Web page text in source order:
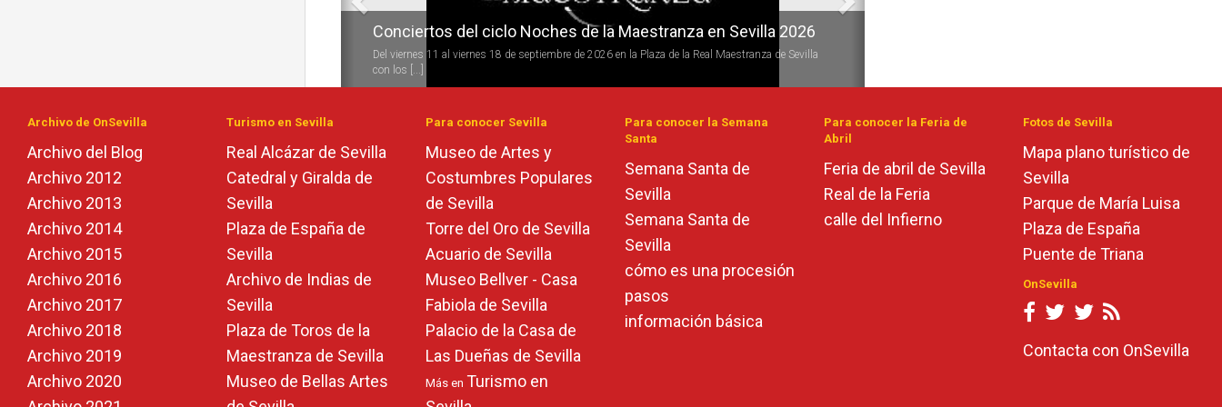
Conciertos del ciclo Noches de la Maestranza en Sevilla 2026
Del viernes 11 al viernes 18 de septiembre de 2026 en la Plaza de la Real Maestranza de Sevilla
con los [...]
Archivo de OnSevilla
Archivo del Blog
Archivo 2012
Archivo 2013
Archivo 2014
Archivo 2015
Archivo 2016
Archivo 2017
Archivo 2018
Archivo 2019
Archivo 2020
Turismo en Sevilla
Real Alcázar de Sevilla
Catedral y Giralda de
Sevilla
Plaza de España de
Sevilla
Archivo de Indias de
Sevilla
Plaza de Toros de la
Maestranza de Sevilla
Museo de Bellas Artes
Para conocer Sevilla
Museo de Artes y
Costumbres Populares
de Sevilla
Torre del Oro de Sevilla
Acuario de Sevilla
Museo Bellver - Casa
Fabiola de Sevilla
Palacio de la Casa de
Las Dueñas de Sevilla
Más en Turismo en
Para conocer la Semana
Santa
Semana Santa de
Sevilla
Semana Santa de
Sevilla
cómo es una procesión
pasos
información básica
Para conocer la Feria de
Abril
Feria de abril de Sevilla
Real de la Feria
calle del Infierno
Fotos de Sevilla
Mapa plano turístico de
Sevilla
Parque de María Luisa
Plaza de España
Puente de Triana
OnSevilla
Contacta con OnSevilla